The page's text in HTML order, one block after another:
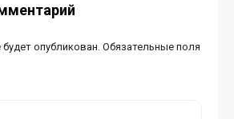
опубликован. Обязательные поля